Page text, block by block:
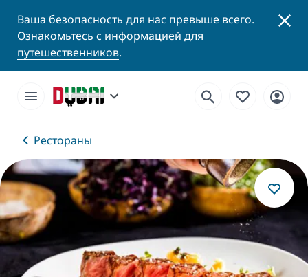
Ваша безопасность для нас превыше всего.
Ознакомьтесь с информацией для
путешественников.
Рестораны